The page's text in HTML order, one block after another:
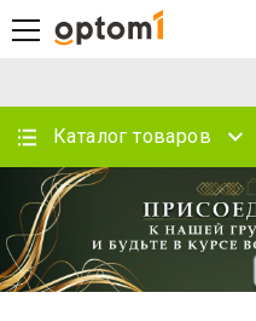
Каталог товаров